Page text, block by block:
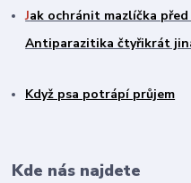
Jak ochránit mazlíčka
Antiparazitika čtyřikrát
Když psa potrápí průjem
Kde nás najdete